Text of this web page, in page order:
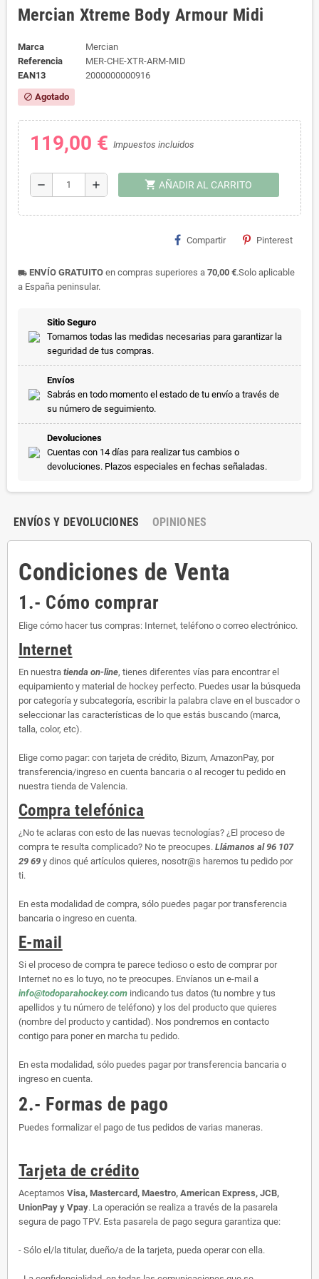
Mercian Xtreme Body Armour Midi
Marca
Mercian
Referencia
MER-CHE-XTR-ARM-MID
EAN13
2000000000916
block Agotado
119,00 € Impuestos incluidos
remove add shopping_cart AÑADIR AL CARRITO
Compartir Pinterest
local_shipping ENVÍO GRATUITO en compras superiores a 70,00 €.Solo aplicable
a España peninsular.
Sitio Seguro
Tomamos todas las medidas necesarias para garantizar la
seguridad de tus compras.
Envíos
Sabrás en todo momento el estado de tu envío a través de
su número de seguimiento.
Devoluciones
Cuentas con 14 días para realizar tus cambios o
devoluciones. Plazos especiales en fechas señaladas.
ENVÍOS Y DEVOLUCIONES OPINIONES
Condiciones de Venta
1.- Cómo comprar
Elige cómo hacer tus compras: Internet, teléfono o correo electrónico.
Internet
En nuestra tienda on-line, tienes diferentes vías para encontrar el
equipamiento y material de hockey perfecto. Puedes usar la búsqueda
por categoría y subcategoría, escribir la palabra clave en el buscador o
seleccionar las características de lo que estás buscando (marca,
talla, color, etc).
Elige como pagar: con tarjeta de crédito, Bizum, AmazonPay, por
transferencia/ingreso en cuenta bancaria o al recoger tu pedido en
nuestra tienda de Valencia.
Compra telefónica
¿No te aclaras con esto de las nuevas tecnologías? ¿El proceso de
compra te resulta complicado? No te preocupes. Llámanos al 96 107
29 69 y dinos qué artículos quieres, nosotr@s haremos tu pedido por
ti.
En esta modalidad de compra, sólo puedes pagar por transferencia
bancaria o ingreso en cuenta.
E-mail
Si el proceso de compra te parece tedioso o esto de comprar por
Internet no es lo tuyo, no te preocupes. Envíanos un e-mail a
info@todoparahockey.com indicando tus datos (tu nombre y tus
apellidos y tu número de teléfono) y los del producto que quieres
(nombre del producto y cantidad). Nos pondremos en contacto
contigo para poner en marcha tu pedido.
En esta modalidad, sólo puedes pagar por transferencia bancaria o
ingreso en cuenta.
2.- Formas de pago
Puedes formalizar el pago de tus pedidos de varias maneras.
Tarjeta de crédito
Aceptamos Visa, Mastercard, Maestro, American Express, JCB,
UnionPay y Vpay. La operación se realiza a través de la pasarela
segura de pago TPV. Esta pasarela de pago segura garantiza que:
- Sólo el/la titular, dueño/a de la tarjeta, pueda operar con ella.